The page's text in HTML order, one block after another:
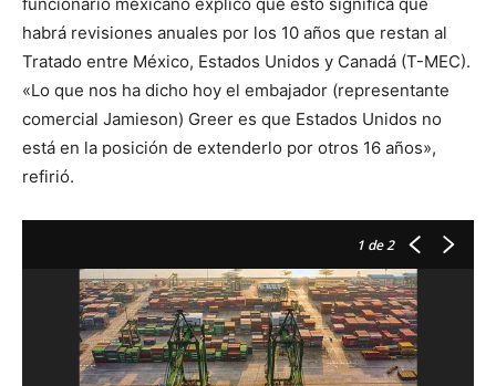
habrá revisiones anuales por los 10 años que restan al
Tratado entre México, Estados Unidos y Canadá (T-MEC).
«Lo que nos ha dicho hoy el embajador (representante
comercial Jamieson) Greer es que Estados Unidos no
está en la posición de extenderlo por otros 16 años»,
refirió.
1 de 2